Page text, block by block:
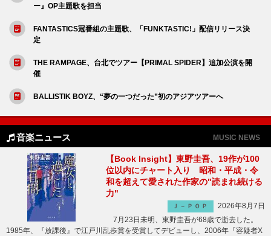
ー』OP主題歌を担当
FANTASTICS冠番組の主題歌、「FUNKTASTIC!」配信リリース決
定
THE RAMPAGE、台北でツアー【PRIMAL SPIDER】追加公演を開
催
BALLISTIK BOYZ、“夢の一つだった”初のアジアツアーへ
音楽ニュース MUSIC NEWS
【Book Insight】東野圭吾、19作が100
位以内にチャート入り 昭和・平成・令
和を超えて愛された作家の"読まれ続ける
力"
Ｊ－ＰＯＰ
2026年8月7日
7月23日未明、東野圭吾が68歳で逝去した。
1985年、『放課後』で江戸川乱歩賞を受賞してデビューし、2006年『容疑者X